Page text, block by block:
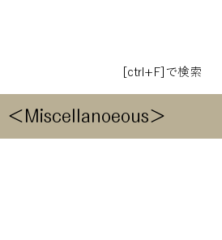
[ctrl+F]で検索
＜Miscellanoeous＞